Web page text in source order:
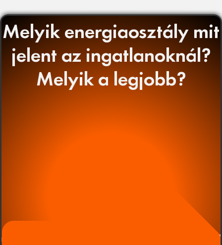
Melyik energiaosztály mit
jelent az ingatlanoknál?
Melyik a legjobb?